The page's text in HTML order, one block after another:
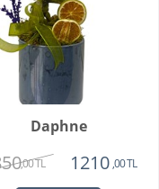
Daphne
,00 TL 1210 ,00 TL